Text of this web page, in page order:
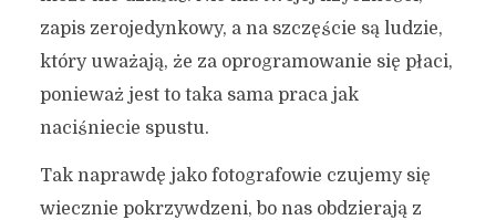
zapis zerojedynkowy, a na szczęście są ludzie,
który uważają, że za oprogramowanie się płaci,
ponieważ jest to taka sama praca jak
naciśniecie spustu.
Tak naprawdę jako fotografowie czujemy się
wiecznie pokrzywdzeni, bo nas obdzierają z